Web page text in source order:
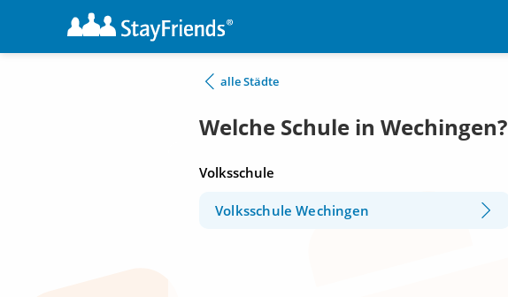
alle Städte
Welche Schule in Wechingen?
Volksschule
Volksschule Wechingen